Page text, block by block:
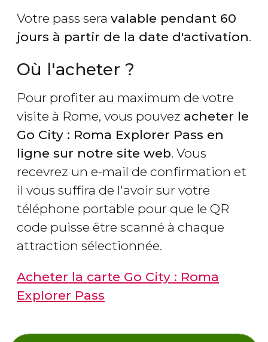
Votre pass sera valable pendant 60
jours à partir de la date d'activation.
Où l'acheter ?
Pour profiter au maximum de votre
visite à Rome, vous pouvez acheter le
Go City : Roma Explorer Pass en
ligne sur notre site web. Vous
recevrez un e-mail de confirmation et
il vous suffira de l'avoir sur votre
téléphone portable pour que le QR
code puisse être scanné à chaque
attraction sélectionnée.
Acheter la carte Go City : Roma
Explorer Pass